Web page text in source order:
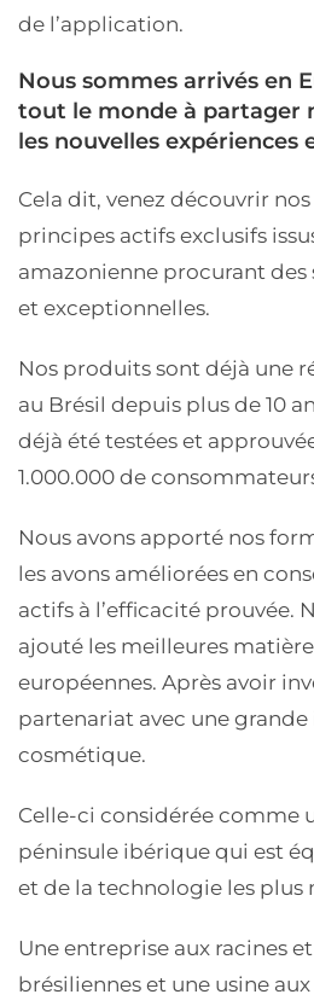
de l’application.
Nous sommes arrivés en
tout le monde à partager
les nouvelles expériences
Cela dit, venez découvrir
principes actifs exclusifs
amazonienne procurant des
et exceptionnelles.
Nos produits sont déjà une
au Brésil depuis plus de 10
déjà été testées et
1.000.000 de
Nous avons apporté nos
les avons améliorées en
actifs à l’efficacité prouvée.
ajouté les meilleures
européennes. Après avoir
partenariat avec une
cosmétique.
Celle-ci considérée comme
péninsule ibérique qui est
et de la technologie les plus
Une entreprise aux racines et
brésiliennes et une usine